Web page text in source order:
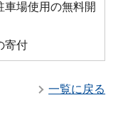
車場使用の無料開
寄付
一覧に戻る